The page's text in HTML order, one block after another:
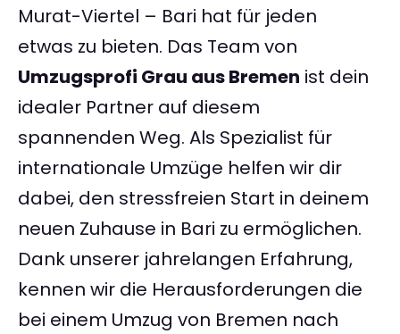
Murat-Viertel – Bari hat für jeden
etwas zu bieten. Das Team von
Umzugsprofi Grau aus Bremen ist dein
idealer Partner auf diesem
spannenden Weg. Als Spezialist für
internationale Umzüge helfen wir dir
dabei, den stressfreien Start in deinem
neuen Zuhause in Bari zu ermöglichen.
Dank unserer jahrelangen Erfahrung,
kennen wir die Herausforderungen die
bei einem Umzug von Bremen nach